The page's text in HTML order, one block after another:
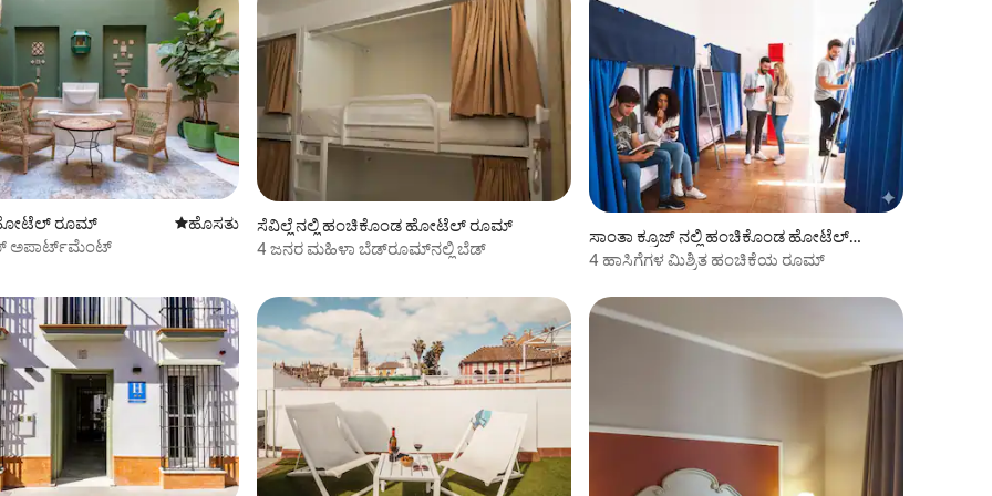
ಸ್ಥಳ
ಹೋಟೆಲ್ ರೂಮ್ ವಾಸ್ತವ್ಯ ಹೂಡಬಹುದಾದ ಹೊಸ ಸ್ಥಳ
ಹೊಸತು
ಅಪಾರ್ಟ್‌ಮೆಂಟ್
ಸೆವಿಲ್ಲೆ ನಲ್ಲಿ ಹಂಚಿಕೊಂಡ ಹೋಟೆಲ್ ರೂಮ್
4 ಜನರ ಮಹಿಳಾ ಬೆಡ್‌ರೂಮ್‌ನಲ್ಲಿ ಬೆಡ್
ಸಾಂತಾ ಕ್ರೂಜ್ ನಲ್ಲಿ ಹಂಚಿಕೊಂಡ ಹೋಟೆಲ್
ರೂಮ್
4 ಹಾಸಿಗೆಗಳ ಮಿಶ್ರಿತ ಹಂಚಿಕೆಯ ರೂಮ್